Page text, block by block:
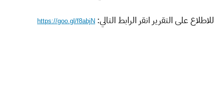
للاطلاع على التقرير انقر الرابط التالي: https://goo.gl/f8abjN